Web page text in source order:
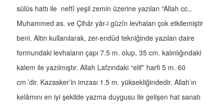
sülüs hattı ile neftî yeşil zemin üzerine yazılan “Allah cc.,
Muhammed as. ve Çihâr yâr-i güzîn levhaları çok etkilemiştir
beni. Altın kullanılarak, zer-endûd tekniğinde yazılan daire
formundaki levhaların çapı 7.5 m. olup, 35 cm. kalınlığındaki
kalem ile yazılmıştır. Allah Lafzındaki “elif” harfi 5 m. 60
cm.’dir. Kazasker’in imzası 1.5 m. yüksekliğindedir. Allah’ın
kelâmını en iyi şekilde yazma duygusu ile gelişen hat sanatı